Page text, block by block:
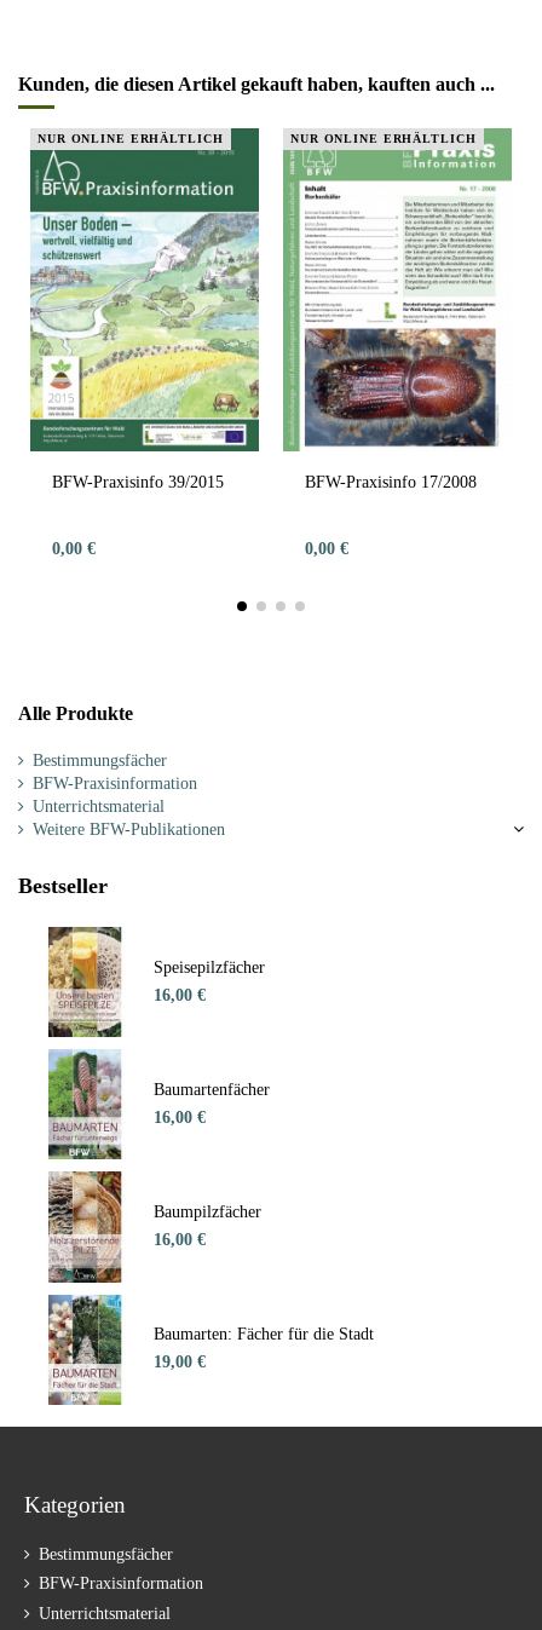
Kunden, die diesen Artikel gekauft haben, kauften auch ...
NUR ONLINE ERHÄLTLICH
BFW-Praxisinfo 39/2015
0,00 €
NUR ONLINE ERHÄLTLICH
BFW-Praxisinfo 17/2008
0,00 €
Alle Produkte
Bestimmungsfächer
BFW-Praxisinformation
Unterrichtsmaterial
Weitere BFW-Publikationen
Bestseller
Speisepilzfächer
16,00 €
Baumartenfächer
16,00 €
Baumpilzfächer
16,00 €
Baumarten: Fächer für die Stadt
19,00 €
Kategorien
Bestimmungsfächer
BFW-Praxisinformation
Unterrichtsmaterial